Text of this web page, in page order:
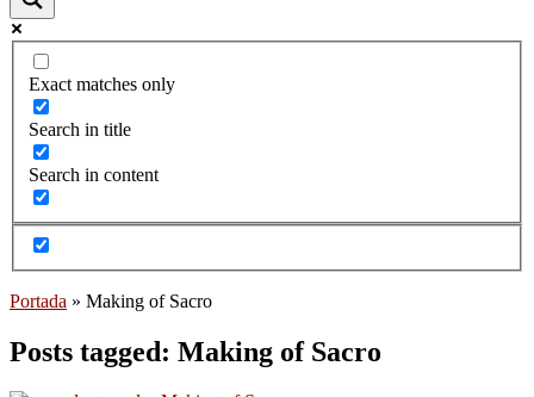
Exact matches only
Search in title
Search in content
Portada » Making of Sacro
Posts tagged: Making of Sacro